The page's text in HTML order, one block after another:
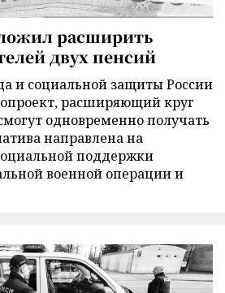
расширить
двух пенсий
и социальной защиты России
расширяющий круг
одновременно получать
направлена на
поддержки
военной операции и